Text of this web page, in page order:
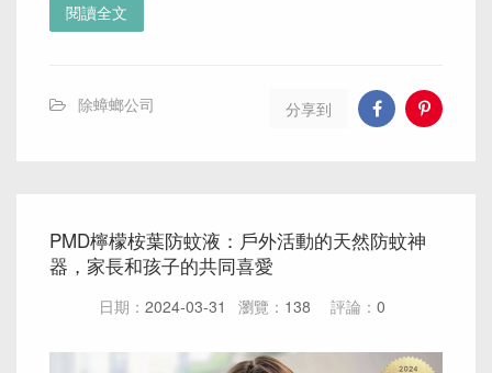
閱讀全文
除蟑螂公司 分享到
PMD檸檬桉葉防蚊液：戶外活動的天然防蚊神
器，家長和孩子的共同喜愛
日期： 2024-03-31 瀏覽： 138 評論： 0